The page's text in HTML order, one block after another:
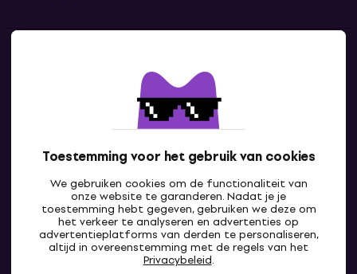
Toestemming voor het gebruik van cookies
We gebruiken cookies om de functionaliteit van
onze website te garanderen. Nadat je je
toestemming hebt gegeven, gebruiken we deze om
het verkeer te analyseren en advertenties op
advertentieplatforms van derden te personaliseren,
altijd in overeenstemming met de regels van het
Privacybeleid.
Neem contact met ons op
NL